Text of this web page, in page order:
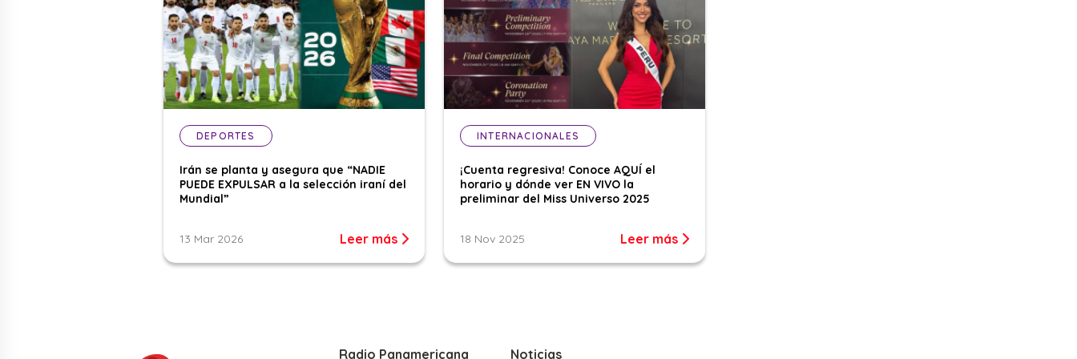
DEPORTES
Irán se planta y asegura que “NADIE
PUEDE EXPULSAR a la selección iraní del
Mundial”
13 Mar 2026 Leer más
INTERNACIONALES
¡Cuenta regresiva! Conoce AQUÍ el
horario y dónde ver EN VIVO la
preliminar del Miss Universo 2025
18 Nov 2025 Leer más
Radio Panamericana Noticias